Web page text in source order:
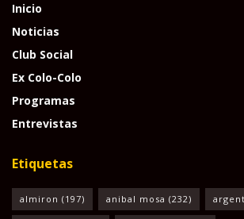
Inicio
Noticias
Club Social
Ex Colo-Colo
Programas
Entrevistas
Etiquetas
almiron (197) anibal mosa (232)